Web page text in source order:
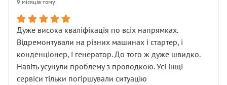
9 місяців тому
Дуже висока кваліфікація по всіх напрямках.
Відремонтували на різних машинах і стартер, і
конденціонер, і генератор. До того ж дуже швидко.
Навіть усунули проблему з проводкою. Усі інщі
сервіси тільки погіршували ситуацію